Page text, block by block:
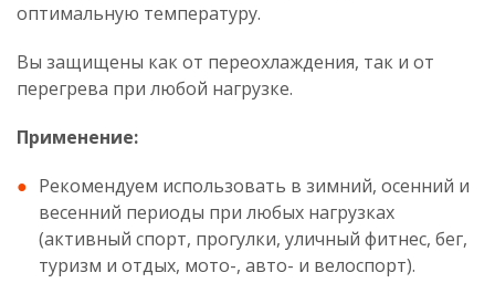
оптимальную температуру.
Вы защищены как от переохлаждения, так и от
перегрева при любой нагрузке.
Применение:
Рекомендуем использовать в зимний, осенний и
весенний периоды при любых нагрузках
(активный спорт, прогулки, уличный фитнес, бег,
туризм и отдых, мото-, авто- и велоспорт).